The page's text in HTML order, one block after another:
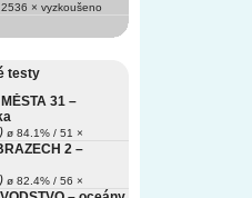
× vyzkoušeno
testy
31 –
ø 84.1% / 51 ×
2 –
ø 82.4% / 56 ×